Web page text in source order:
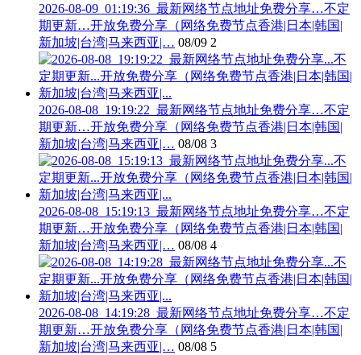
2026-08-09_01:19:36_最新网络节点地址免费分享…不定
期更新…开放免费分享（网络免费节点香港|日本|韩国|
新加坡|台湾|马来西亚|… 08/09 2
2026-08-08_19:19:22_最新网络节点地址免费分享…不定
期更新…开放免费分享（网络免费节点香港|日本|韩国|
新加坡|台湾|马来西亚|… 08/08 3
2026-08-08_15:19:13_最新网络节点地址免费分享…不定
期更新…开放免费分享（网络免费节点香港|日本|韩国|
新加坡|台湾|马来西亚|… 08/08 4
2026-08-08_14:19:28_最新网络节点地址免费分享…不定
期更新…开放免费分享（网络免费节点香港|日本|韩国|
新加坡|台湾|马来西亚|… 08/08 5